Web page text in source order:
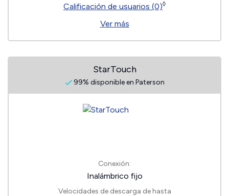
Calificación de usuarios (0)◊
Ver más
StarTouch
99% disponible en Paterson
Conexión:
Inalámbrico fijo
Velocidades de descarga de hasta